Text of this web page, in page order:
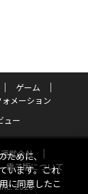
ゲーム
ォメーション
ュー
運営会社
電子版について
2026
ために、
います。これ
に同意したこ